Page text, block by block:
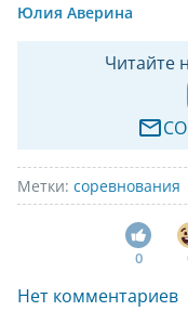
Юлия Аверина
Читайте
Метки: соревнования
0
Нет комментариев